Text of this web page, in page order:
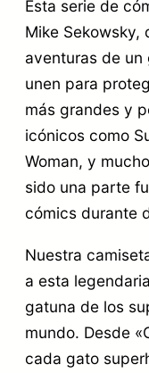
a
t
o
s
s
u
p
h
é
r
Esta serie de
Mike Sekowsky,
aventuras de un
unen para
más grandes y
icónicos como
Woman, y
sido una parte
cómics durante
Nuestra
a esta
gatuna de los
mundo. Desde
cada gato